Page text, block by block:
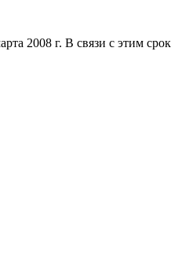
2008 г. В связи с этим